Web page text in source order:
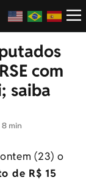
com
saiba
min
(23) o
de R$ 15